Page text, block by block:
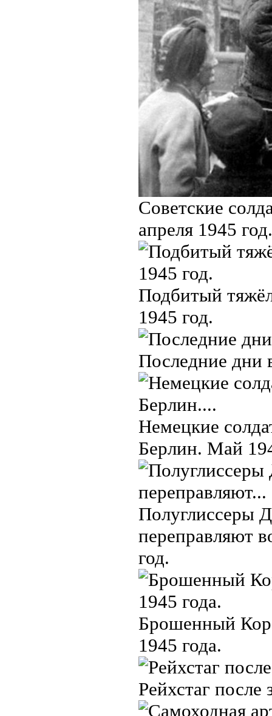
Советские
апреля 1945 год.
Подбитый
1945 год.
Последние дни
Немецкие
Берлин. Май
Полуглиссеры
переправляют
год.
Брошенный
1945 года.
Рейхстаг